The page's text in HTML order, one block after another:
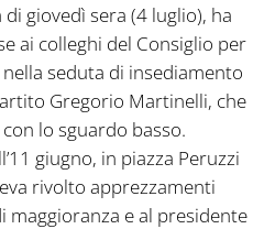
giovedì sera (4 luglio), ha
ai colleghi del Consiglio per
seduta di insediamento
Gregorio Martinelli, che
lo sguardo basso.
giugno, in piazza Peruzzi
rivolto apprezzamenti
maggioranza e al presidente